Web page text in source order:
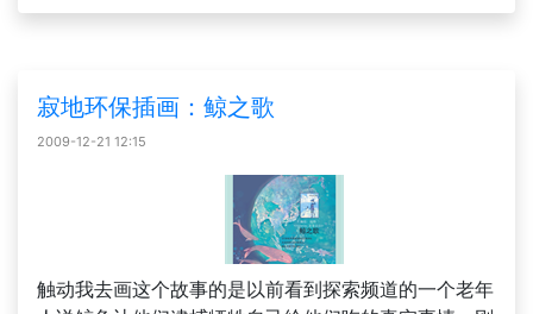
寂地环保插画：鲸之歌
2009-12-21 12:15
触动我去画这个故事的是以前看到探索频道的一个老年